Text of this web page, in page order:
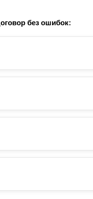
без ошибок: